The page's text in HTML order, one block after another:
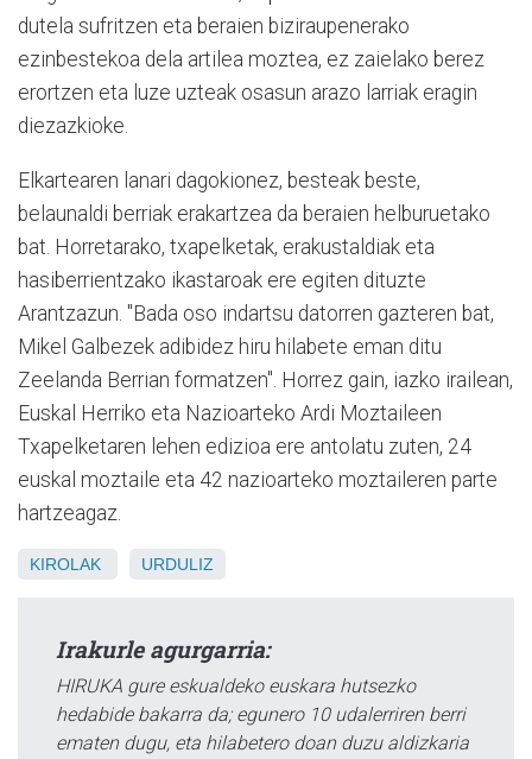
dutela sufritzen eta beraien biziraupenerako
ezinbestekoa dela artilea moztea, ez zaielako berez
erortzen eta luze uzteak osasun arazo larriak eragin
diezazkioke.
Elkartearen lanari dagokionez, besteak beste,
belaunaldi berriak erakartzea da beraien helburuetako
bat. Horretarako, txapelketak, erakustaldiak eta
hasiberrientzako ikastaroak ere egiten dituzte
Arantzazun. "Bada oso indartsu datorren gazteren bat,
Mikel Galbezek adibidez hiru hilabete eman ditu
Zeelanda Berrian formatzen". Horrez gain, iazko irailean,
Euskal Herriko eta Nazioarteko Ardi Moztaileen
Txapelketaren lehen edizioa ere antolatu zuten, 24
euskal moztaile eta 42 nazioarteko moztaileren parte
hartzeagaz.
KIROLAK URDULIZ
Irakurle agurgarria:
HIRUKA gure eskualdeko euskara hutsezko
hedabide bakarra da; egunero 10 udalerriren berri
ematen dugu, eta hilabetero doan duzu aldizkaria